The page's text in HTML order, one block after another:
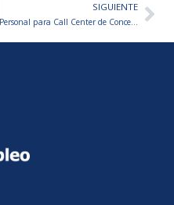
SIGUIENTE
Personal para Call Center de Concesionario – VARIOS PUESTOS A CUBRIR